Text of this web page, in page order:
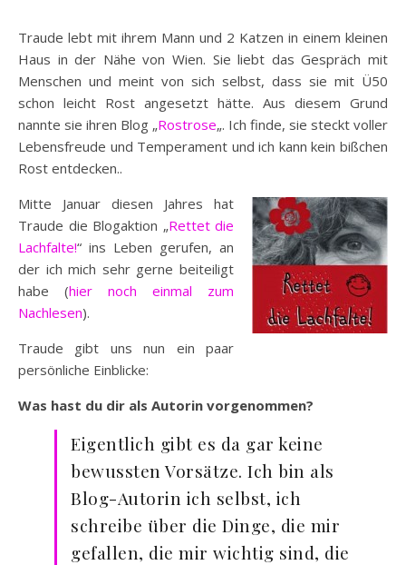
Traude lebt mit ihrem Mann und 2 Katzen in einem kleinen
Haus in der Nähe von Wien. Sie liebt das Gespräch mit
Menschen und meint von sich selbst, dass sie mit Ü50
schon leicht Rost angesetzt hätte. Aus diesem Grund
nannte sie ihren Blog „Rostrose„. Ich finde, sie steckt voller
Lebensfreude und Temperament und ich kann kein bißchen
Rost entdecken..
Mitte Januar diesen Jahres hat
Traude die Blogaktion „Rettet die
Lachfalte!“ ins Leben gerufen, an
der ich mich sehr gerne beiteiligt
habe (hier noch einmal zum
Nachlesen).
Traude gibt uns nun ein paar
persönliche Einblicke:
Was hast du dir als Autorin vorgenommen?
Eigentlich gibt es da gar keine
bewussten Vorsätze. Ich bin als
Blog-Autorin ich selbst, ich
schreibe über die Dinge, die mir
gefallen, die mir wichtig sind, die